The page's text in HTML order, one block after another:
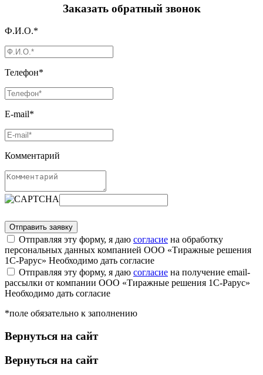
Заказать обратный звонок
Ф.И.О.*
Телефон*
E-mail*
Комментарий
Отправляя эту форму, я даю согласие на обработку
персональных данных компанией ООО «Тиражные решения
1С-Рарус» Необходимо дать согласие
Отправляя эту форму, я даю согласие на получение email-
рассылки от компании ООО «Тиражные решения 1С-Рарус»
Необходимо дать согласие
*поле обязательно к заполнению
Вернуться на сайт
Вернуться на сайт